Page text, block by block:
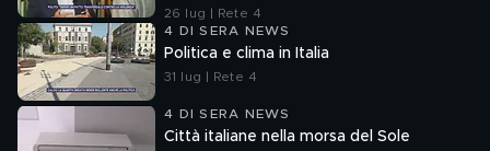
26 lug | Rete 4
4 DI SERA NEWS
Politica e clima in Italia
31 lug | Rete 4
4 DI SERA NEWS
Città italiane nella morsa del Sole